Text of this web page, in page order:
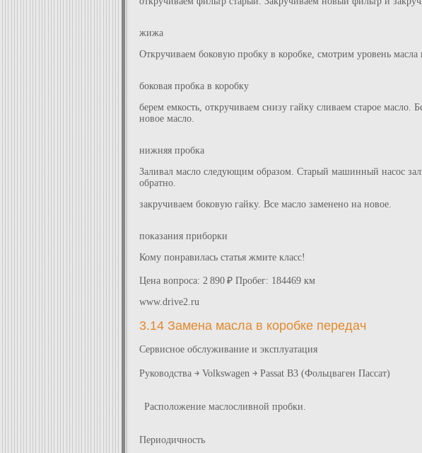
жижа
Откручиваем боковую пробку в коробке, смотрим уровень масла
боковая пробка в коробку
берем емкость, откручиваем снизу гайку сливаем старое масло.
новое масло.
нижняя пробка
Заливал масло следующим образом. Старый машинный насос
обратно.
закручиваем боковую гайку. Все масло заменено на новое.
показания приборки
Кому понравилась статья жмите класс!
Цена вопроса: 2 890 ₽ Пробег: 184469 км
www.drive2.ru
3.14 Замена масла в коробке передач
Сервисное обслуживание и эксплуатация
Руководства ￫ Volkswagen ￫ Passat B3 (Фольцваген Пассат)
Расположение маслосливной пробки.
Периодичность